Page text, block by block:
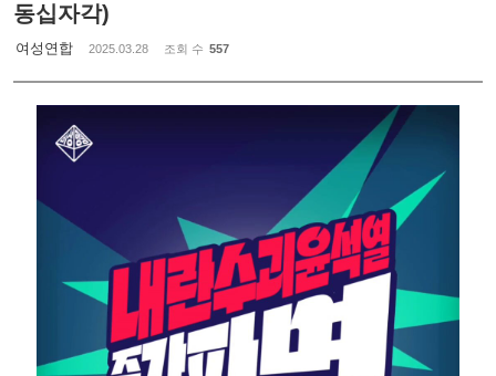
동십자각)
여성연합 2025.03.28 조회 수 557